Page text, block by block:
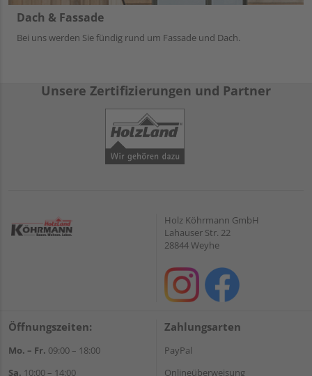
Dach & Fassade
Bei uns werden Sie fündig rund um Fassade und Dach.
Unsere Zertifizierungen und Partner
Holz Köhrmann GmbH
Lahauser Str. 22
28844 Weyhe
Öffnungszeiten:
Mo. – Fr. 09:00 – 18:00
Sa. 10:00 – 14:00
Zahlungsarten
PayPal
Onlineüberweisung